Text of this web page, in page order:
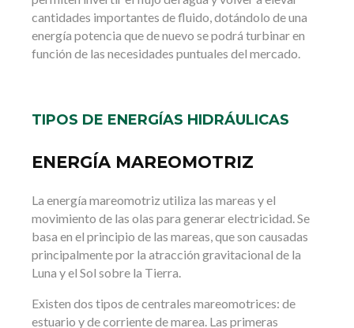
cantidades importantes de fluido, dotándolo de una
energía potencia que de nuevo se podrá turbinar en
función de las necesidades puntuales del mercado.
TIPOS DE ENERGÍAS HIDRÁULICAS
ENERGÍA MAREOMOTRIZ
La energía mareomotriz utiliza las mareas y el
movimiento de las olas para generar electricidad. Se
basa en el principio de las mareas, que son causadas
principalmente por la atracción gravitacional de la
Luna y el Sol sobre la Tierra.
Existen dos tipos de centrales mareomotrices: de
estuario y de corriente de marea. Las primeras